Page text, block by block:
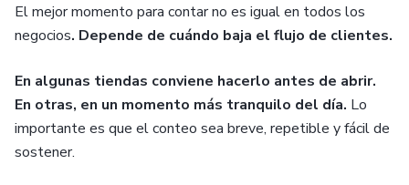
El mejor momento para contar no es igual en todos los
negocios. Depende de cuándo baja el flujo de clientes.
En algunas tiendas conviene hacerlo antes de abrir.
En otras, en un momento más tranquilo del día. Lo
importante es que el conteo sea breve, repetible y fácil de
sostener.